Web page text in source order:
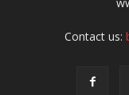
Contact us: